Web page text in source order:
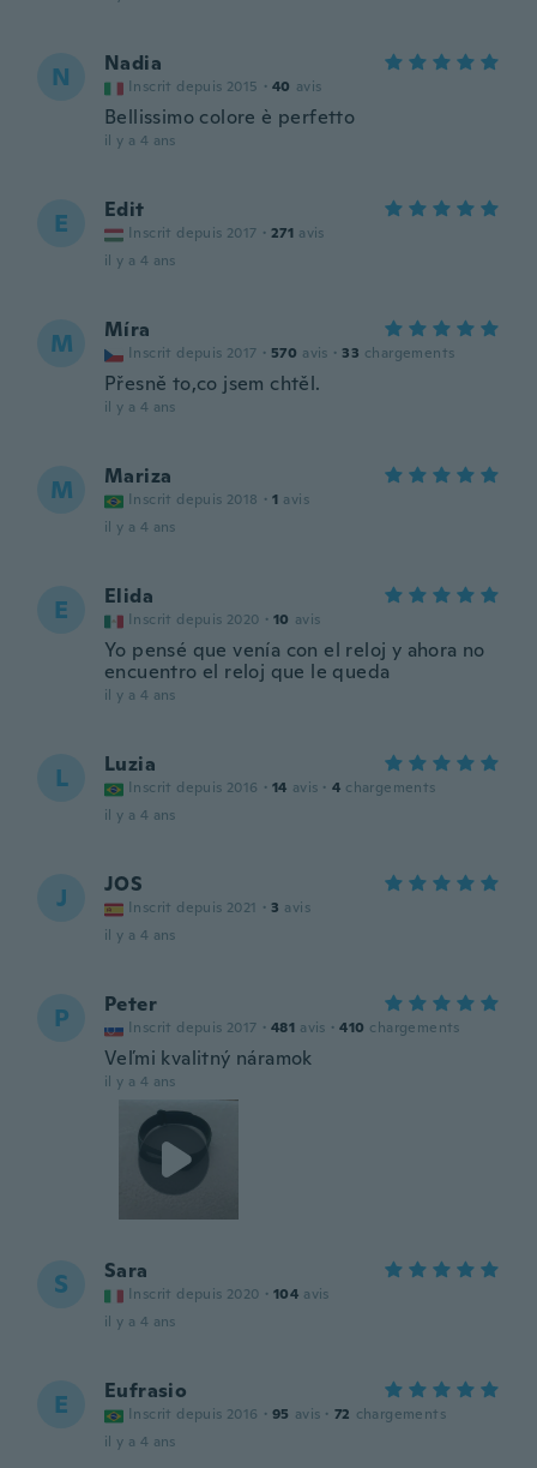
N Nadia
Inscrit depuis 2015 · 40 avis
Bellissimo colore è perfetto
il y a 4 ans
E Edit
Inscrit depuis 2017 · 271 avis
il y a 4 ans
M Míra
Inscrit depuis 2017 · 570 avis · 33 chargements
Přesně to,co jsem chtěl.
il y a 4 ans
M Mariza
Inscrit depuis 2018 · 1 avis
il y a 4 ans
E Elida
Inscrit depuis 2020 · 10 avis
Yo pensé que venía con el reloj y ahora no
encuentro el reloj que le queda
il y a 4 ans
L Luzia
Inscrit depuis 2016 · 14 avis · 4 chargements
il y a 4 ans
J JOS
Inscrit depuis 2021 · 3 avis
il y a 4 ans
P Peter
Inscrit depuis 2017 · 481 avis · 410 chargements
Veľmi kvalitný náramok
il y a 4 ans
S Sara
Inscrit depuis 2020 · 104 avis
il y a 4 ans
E Eufrasio
Inscrit depuis 2016 · 95 avis · 72 chargements
il y a 4 ans